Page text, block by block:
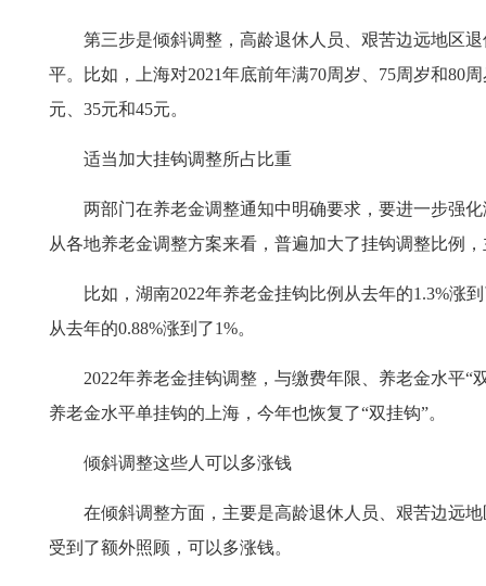
第三步是倾斜调整，高龄退休人员、艰苦边远地区退
平。比如，上海对2021年底前年满70周岁、75周岁和80
元、35元和45元。
适当加大挂钩调整所占比重
两部门在养老金调整通知中明确要求，要进一步强化
从各地养老金调整方案来看，普遍加大了挂钩调整比例
比如，湖南2022年养老金挂钩比例从去年的1.3%涨到
从去年的0.88%涨到了1%。
2022年养老金挂钩调整，与缴费年限、养老金水平“
养老金水平单挂钩的上海，今年也恢复了“双挂钩”。
倾斜调整这些人可以多涨钱
在倾斜调整方面，主要是高龄退休人员、艰苦边远地
受到了额外照顾，可以多涨钱。